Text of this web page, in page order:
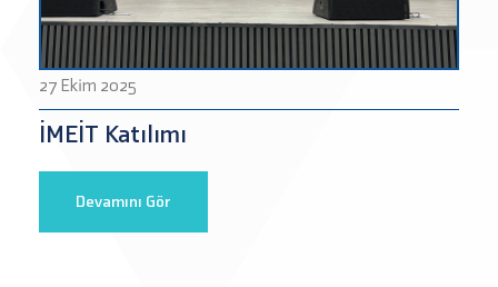
27 Ekim 2025
İMEİT Katılımı
Devamını Gör